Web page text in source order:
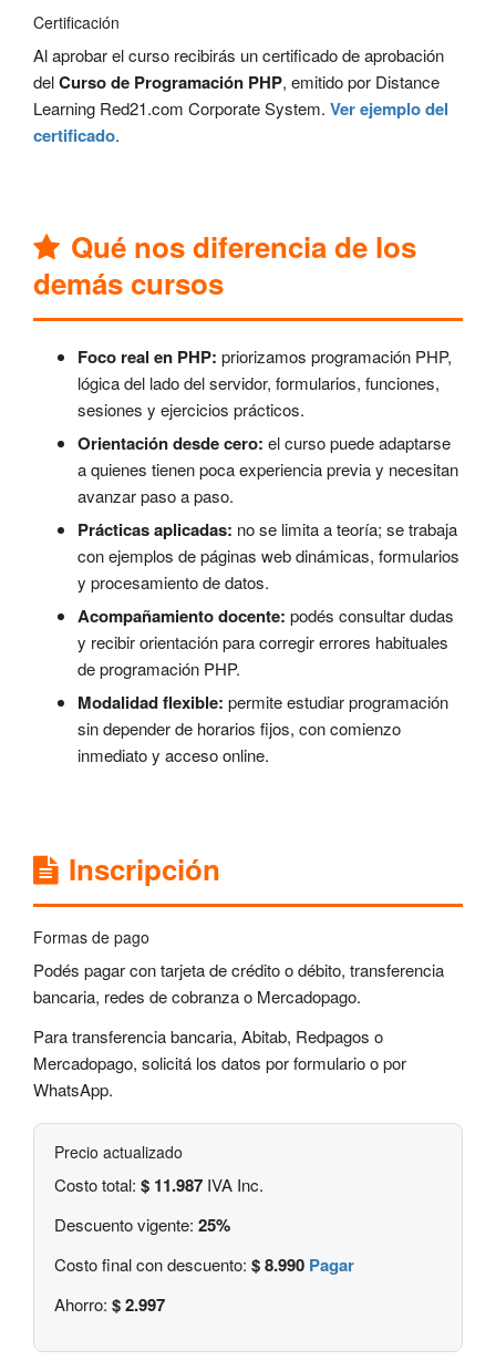
Certificación
Al aprobar el curso recibirás un certificado de aprobación
delCurso de Programación PHP, emitido por Distance
Learning Red21.com Corporate System. Ver ejemplo del
certificado.
Qué nos diferencia de los
demás cursos
Foco real en PHP: priorizamos programación PHP,
lógica del lado del servidor, formularios, funciones,
sesiones y ejercicios prácticos.
Orientación desde cero: el curso puede adaptarse
a quienes tienen poca experiencia previa y necesitan
avanzar paso a paso.
Prácticas aplicadas: no se limita a teoría; se trabaja
con ejemplos de páginas web dinámicas, formularios
y procesamiento de datos.
Acompañamiento docente: podés consultar dudas
y recibir orientación para corregir errores habituales
de programación PHP.
Modalidad flexible: permite estudiar programación
sin depender de horarios fijos, con comienzo
inmediato y acceso online.
Inscripción
Formas de pago
Podés pagar con tarjeta de crédito o débito, transferencia
bancaria, redes de cobranza o Mercadopago.
Para transferencia bancaria, Abitab, Redpagos o
Mercadopago, solicitá los datos por formulario o por
WhatsApp.
Precio actualizado
Costo total: $ 11.987 IVA Inc.
Descuento vigente: 25%
Costo final con descuento: $ 8.990 Pagar
Ahorro: $ 2.997